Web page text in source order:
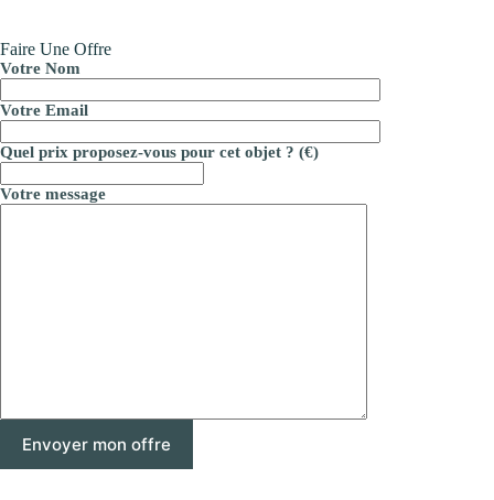
Faire Une Offre
Votre Nom
Votre Email
Quel prix proposez-vous pour cet objet ? (€)
Votre message